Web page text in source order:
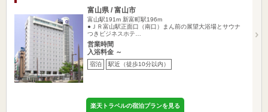
富山県 / 富山市
富山駅191m 新富町駅196m
●ＪＲ富山駅正面口（南口）まん前の展望大浴場とサウナ
つきビジネスホテ…
営業時間
入浴料金 ～
宿泊 駅近（徒歩10分以内）
楽天トラベルの宿泊プランを見る